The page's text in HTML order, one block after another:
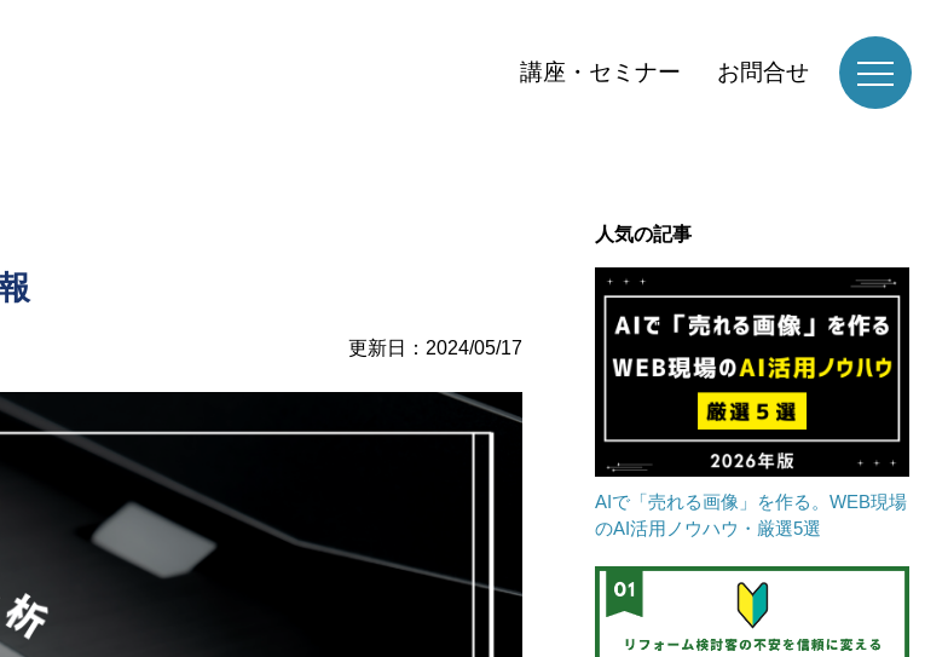
講座・セミナー お問合せ
更新日：2024/05/17
人気の記事
AIで「売れる画像」を作る。WEB現場
のAI活用ノウハウ・厳選5選